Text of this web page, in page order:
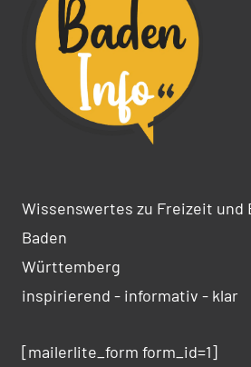
Wissenswertes zu Freizeit und
Baden
Württemberg
inspirierend - informativ - klar
[mailerlite_form form_id=1]